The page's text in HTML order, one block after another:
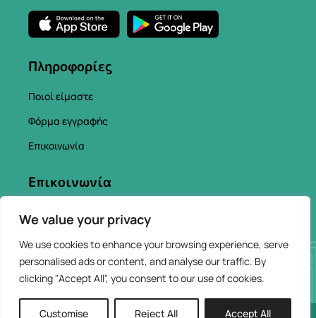
We value your privacy
We use cookies to enhance your browsing experience, serve
personalised ads or content, and analyse our traffic. By
clicking "Accept All", you consent to our use of cookies.
Customise Reject All Accept All
Πληροφορίες
Ποιοί είμαστε
Φόρμα εγγραφής
Επικοινωνία
Επικοινωνία
info@chaniacityapp.gr